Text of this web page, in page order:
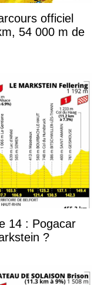
officiel
54 000 m de
14 : Pogacar
?